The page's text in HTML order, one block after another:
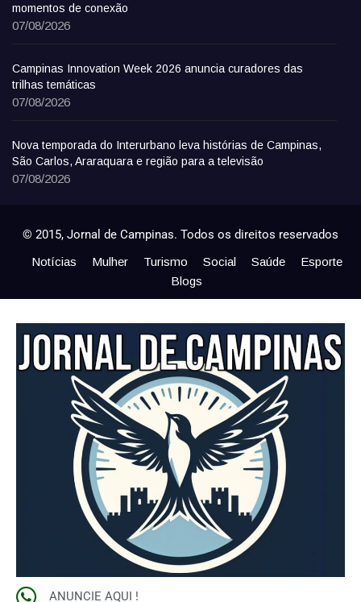
momentos de conexão
07/08/2026
Campinas Innovation Week 2026 anuncia curadores das
trilhas temáticas
07/08/2026
Nova temporada do Interurbano leva histórias de Campinas,
São Carlos, Araraquara e região para a televisão
07/08/2026
© 2015, Jornal de Campinas. Todos os direitos reservados
Notícias Mulher Turismo Social Saúde
Esporte
Blogs
ANUNCIE AQUI !